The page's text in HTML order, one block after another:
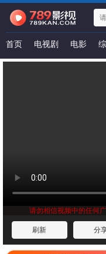
首页 电视剧 电影
请勿相信视频中的任何
刷新 分